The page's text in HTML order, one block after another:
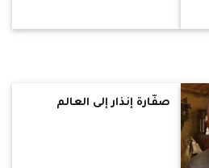
صفّارة إنذار إلى العالم